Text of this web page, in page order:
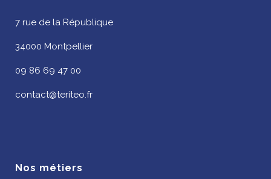
7 rue de la République
34000 Montpellier
09 86 69 47 00
contact@teriteo.fr
Nos métiers